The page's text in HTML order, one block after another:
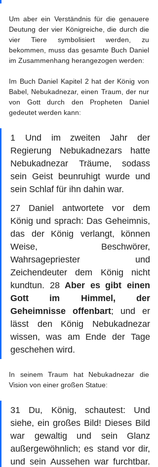
Um aber ein Verständnis für die genauere
Deutung der vier Königreiche, die durch die
vier Tiere symbolisiert werden, zu
bekommen, muss das gesamte Buch Daniel
im Zusammenhang herangezogen werden:
Im Buch Daniel Kapitel 2 hat der König von
Babel, Nebukadnezar, einen Traum, der nur
von Gott durch den Propheten Daniel
gedeutet werden kann:
1 Und im zweiten Jahr der
Regierung Nebukadnezars hatte
Nebukadnezar Träume, sodass
sein Geist beunruhigt wurde und
sein Schlaf für ihn dahin war.
27 Daniel antwortete vor dem
König und sprach: Das Geheimnis,
das der König verlangt, können
Weise, Beschwörer,
Wahrsagepriester und
Zeichendeuter dem König nicht
kundtun. 28 Aber es gibt einen
Gott im Himmel, der
Geheimnisse offenbart; und er
lässt den König Nebukadnezar
wissen, was am Ende der Tage
geschehen wird.
In seinem Traum hat Nebukadnezar die
Vision von einer großen Statue:
31 Du, König, schautest: Und
siehe, ein großes Bild! Dieses Bild
war gewaltig und sein Glanz
außergewöhnlich; es stand vor dir,
und sein Aussehen war furchtbar.